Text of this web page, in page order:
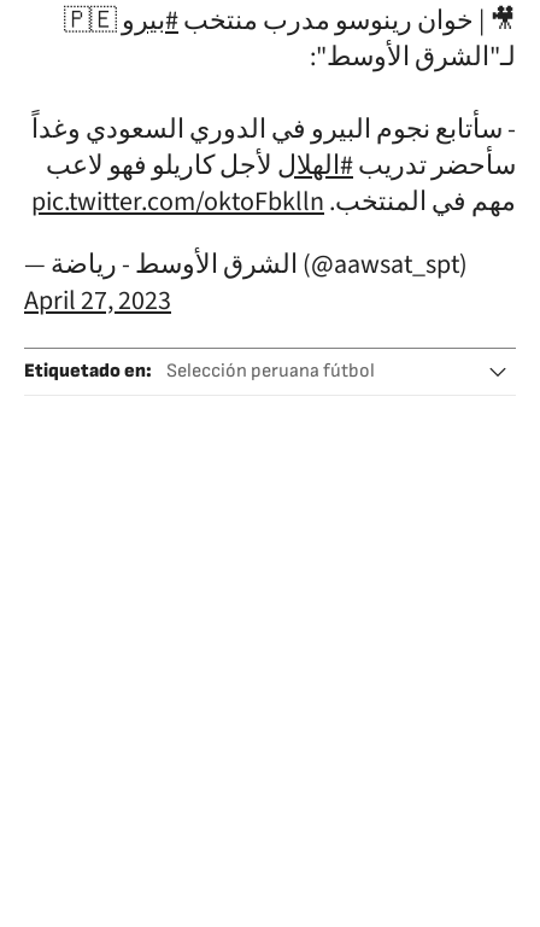
🎥 | خوان رينوسو مدرب منتخب#بيرو🇵🇪
لـ"الشرق الأوسط":
- سأتابع نجوم البيرو في الدوري السعودي وغداً
سأحضر تدريب#الهلال لأجل كاريلو فهو لاعب
مهم في المنتخب.pic.twitter.com/oktoFbklln
— الشرق الأوسط - رياضة (@aawsat_spt)
April 27, 2023
Etiquetado en:
Selección peruana fútbol